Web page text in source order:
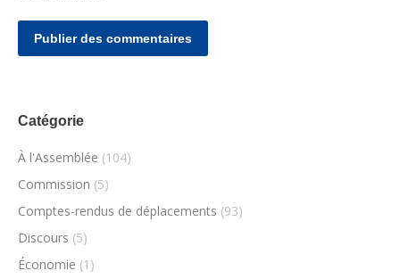
Publier des commentaires
Catégorie
À l'Assemblée (104)
Commission (5)
Comptes-rendus de déplacements (93)
Discours (5)
Économie (1)